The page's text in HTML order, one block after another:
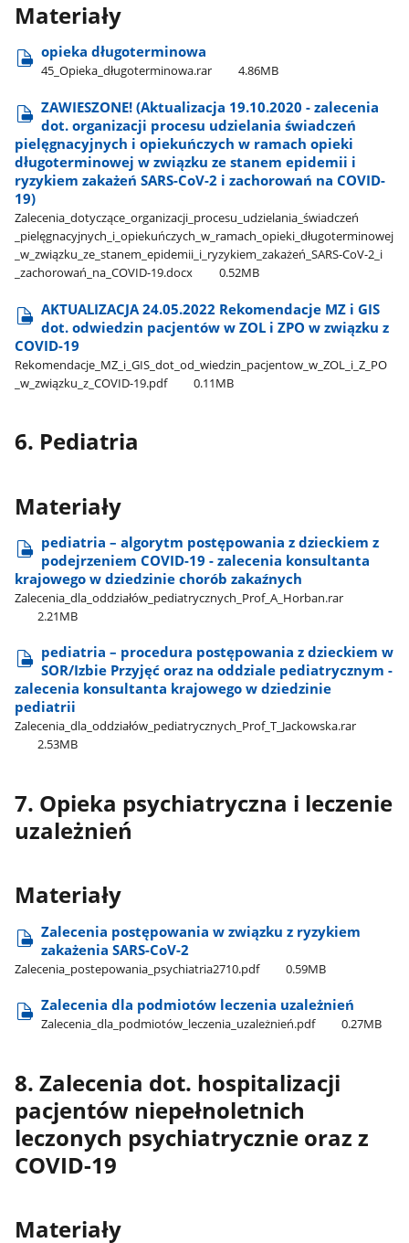
Materiały
opieka długoterminowa
45​_Opieka​_długoterminowa.rar 4.86MB
ZAWIESZONE! (Aktualizacja 19.10.2020 - zalecenia
dot. organizacji procesu udzielania świadczeń
pielęgnacyjnych i opiekuńczych w ramach opieki
długoterminowej w związku ze stanem epidemii i
ryzykiem zakażeń SARS-CoV-2 i zachorowań na COVID-
19)
Zalecenia​_dotyczące​_organizacji​_procesu​_udzielania​_świadczeń​
_pielęgnacyjnych​_i​_opiekuńczych​_w​_ramach​_opieki​_długoterminowej​
_w​_związku​_ze​_stanem​_epidemii​_i​_ryzykiem​_zakażeń​_SARS-CoV-2​_i​
_zachorowań​_na​_COVID-19.docx
0.52MB
AKTUALIZACJA 24.05.2022 Rekomendacje MZ i GIS
dot. odwiedzin pacjentów w ZOL i ZPO w związku z
COVID-19
Rekomendacje​_MZ​_i​_GIS​_dot​_od​_wiedzin​_pacjentow​_w​_ZOL​_i​_Z​_PO​
_w​_związku​_z​_COVID-19.pdf
0.11MB
6. Pediatria
Materiały
pediatria – algorytm postępowania z dzieckiem z
podejrzeniem COVID-19 - zalecenia konsultanta
krajowego w dziedzinie chorób zakaźnych
Zalecenia​_dla​_oddziałów​_pediatrycznych​_Prof​_A​_Horban.rar
2.21MB
pediatria – procedura postępowania z dzieckiem w
SOR/Izbie Przyjęć oraz na oddziale pediatrycznym -
zalecenia konsultanta krajowego w dziedzinie
pediatrii
Zalecenia​_dla​_oddziałów​_pediatrycznych​_Prof​_T​_Jackowska.rar
2.53MB
7. Opieka psychiatryczna i leczenie
uzależnień
Materiały
Zalecenia postępowania w związku z ryzykiem
zakażenia SARS-CoV-2
Zalecenia​_postepowania​_psychiatria2710.pdf 0.59MB
Zalecenia dla podmiotów leczenia uzależnień
Zalecenia​_dla​_podmiotów​_leczenia​_uzależnień.pdf 0.27MB
8. Zalecenia dot. hospitalizacji
pacjentów niepełnoletnich
leczonych psychiatrycznie oraz z
COVID-19
Materiały